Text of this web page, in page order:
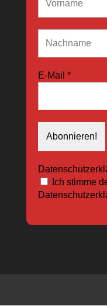
E-Mail *
Ich stimme